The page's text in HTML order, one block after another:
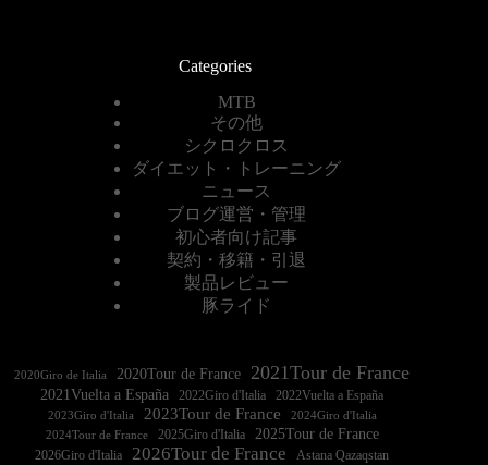
Categories
MTB
その他
シクロクロス
ダイエット・トレーニング
ニュース
ブログ運営・管理
初心者向け記事
契約・移籍・引退
製品レビュー
豚ライド
2020Giro de Italia 2020Tour de France 2021Tour de France
2021Vuelta a España 2022Vuelta a España
2023Giro d'Italia 2023Tour de France
2024Tour de France
2025Giro d'Italia 2025Tour de France
2026Giro d'Italia 2026Tour de France Astana Qazaqstan